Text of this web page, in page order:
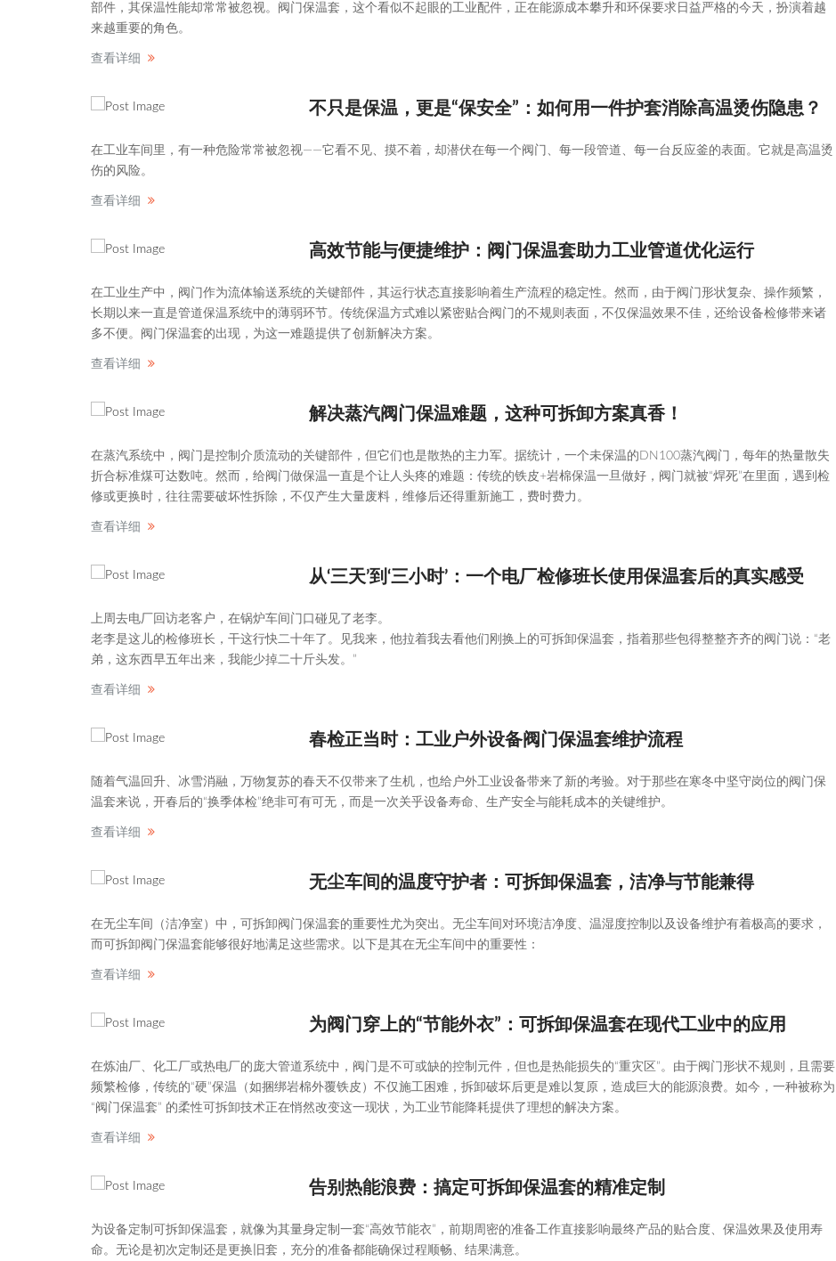
部件，其保温性能却常常被忽视。阀门保温套，这个看似不起眼的工业配件，正在能源成本攀升和环保要求日益严格的今天，扮演着越
来越重要的角色。
查看详细
不只是保温，更是“保安全”：如何用一件护套消除高温烫伤隐患？
在工业车间里，有一种危险常常被忽视——它看不见、摸不着，却潜伏在每一个阀门、每一段管道、每一台反应釜的表面。它就是高温烫
伤的风险。
查看详细
高效节能与便捷维护：阀门保温套助力工业管道优化运行
在工业生产中，阀门作为流体输送系统的关键部件，其运行状态直接影响着生产流程的稳定性。然而，由于阀门形状复杂、操作频繁，
长期以来一直是管道保温系统中的薄弱环节。传统保温方式难以紧密贴合阀门的不规则表面，不仅保温效果不佳，还给设备检修带来诸
多不便。阀门保温套的出现，为这一难题提供了创新解决方案。
查看详细
解决蒸汽阀门保温难题，这种可拆卸方案真香！
在蒸汽系统中，阀门是控制介质流动的关键部件，但它们也是散热的主力军。据统计，一个未保温的DN100蒸汽阀门，每年的热量散失
折合标准煤可达数吨。然而，给阀门做保温一直是个让人头疼的难题：传统的铁皮+岩棉保温一旦做好，阀门就被“焊死”在里面，遇到检
修或更换时，往往需要破坏性拆除，不仅产生大量废料，维修后还得重新施工，费时费力。
查看详细
从‘三天’到‘三小时’：一个电厂检修班长使用保温套后的真实感受
上周去电厂回访老客户，在锅炉车间门口碰见了老李。
老李是这儿的检修班长，干这行快二十年了。见我来，他拉着我去看他们刚换上的可拆卸保温套，指着那些包得整整齐齐的阀门说：“老
弟，这东西早五年出来，我能少掉二十斤头发。”
查看详细
春检正当时：工业户外设备阀门保温套维护流程
随着气温回升、冰雪消融，万物复苏的春天不仅带来了生机，也给户外工业设备带来了新的考验。对于那些在寒冬中坚守岗位的阀门保
温套来说，开春后的“换季体检”绝非可有可无，而是一次关乎设备寿命、生产安全与能耗成本的关键维护。
查看详细
无尘车间的温度守护者：可拆卸保温套，洁净与节能兼得
在无尘车间（洁净室）中，可拆卸阀门保温套的重要性尤为突出。无尘车间对环境洁净度、温湿度控制以及设备维护有着极高的要求，
而可拆卸阀门保温套能够很好地满足这些需求。以下是其在无尘车间中的重要性：
查看详细
为阀门穿上的“节能外衣”：可拆卸保温套在现代工业中的应用
在炼油厂、化工厂或热电厂的庞大管道系统中，阀门是不可或缺的控制元件，但也是热能损失的“重灾区”。由于阀门形状不规则，且需要
频繁检修，传统的“硬”保温（如捆绑岩棉外覆铁皮）不仅施工困难，拆卸破坏后更是难以复原，造成巨大的能源浪费。如今，一种被称为
“阀门保温套” 的柔性可拆卸技术正在悄然改变这一现状，为工业节能降耗提供了理想的解决方案。
查看详细
告别热能浪费：搞定可拆卸保温套的精准定制
为设备定制可拆卸保温套，就像为其量身定制一套“高效节能衣”，前期周密的准备工作直接影响最终产品的贴合度、保温效果及使用寿
命。无论是初次定制还是更换旧套，充分的准备都能确保过程顺畅、结果满意。